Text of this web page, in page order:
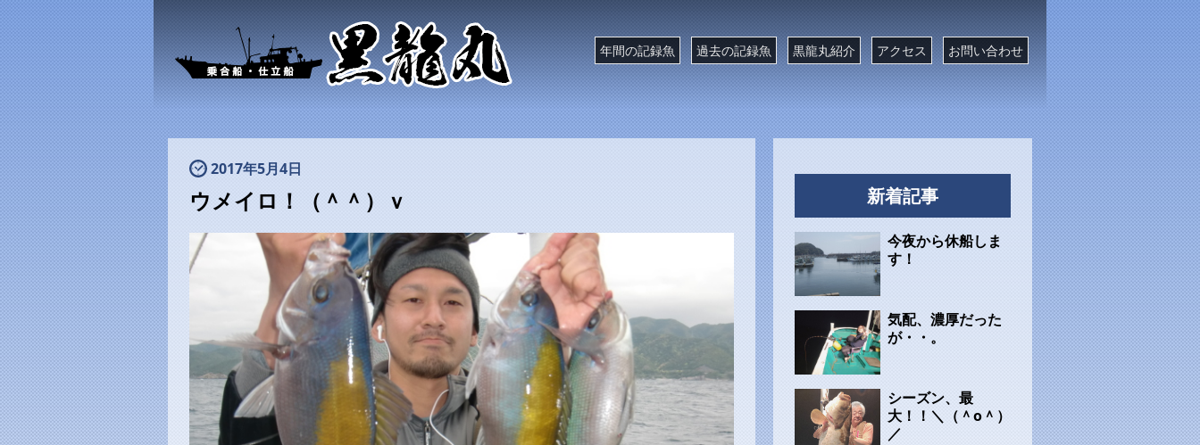
年間の記録魚 過去の記録魚 黒龍丸紹介 アクセス お問い合わせ
2017年5月4日
ウメイロ！（＾＾）ｖ 新着記事
今夜から休船しま
す！
気配、濃厚だった
が・・。
シーズン、最
大！！＼（＾o＾）
／